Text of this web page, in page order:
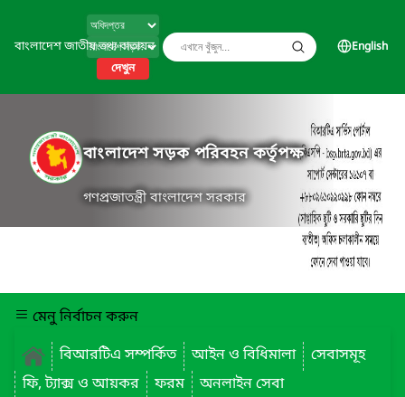
বাংলাদেশ জাতীয় তথ্য বাতায়ন
দেখুন
English
বাংলাদেশ সড়ক পরিবহন কর্তৃপক্ষ
গণপ্রজাতন্ত্রী বাংলাদেশ সরকার
মেনু নির্বাচন করুন
বিআরটিএ সম্পর্কিত
আইন ও বিধিমালা
সেবাসমূহ
ফি, ট্যাক্স ও আয়কর
ফরম
অনলাইন সেবা